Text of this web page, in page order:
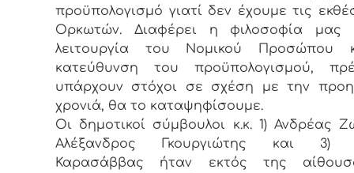
προϋπολογισμό γιατί δεν έχουμε τις
Ορκωτών. Διαφέρει η φιλοσοφία μας
λειτουργία του Νομικού Προσώπου
κατεύθυνση του προϋπολογισμού,
υπάρχουν στόχοι σε σχέση με την
χρονιά, θα το καταψηφίσουμε.
Οι δημοτικοί σύμβουλοι κ.κ. 1) Ανδρέας
Αλέξανδρος Γκουργιώτης και 3)
Καρασάββας ήταν εκτός της